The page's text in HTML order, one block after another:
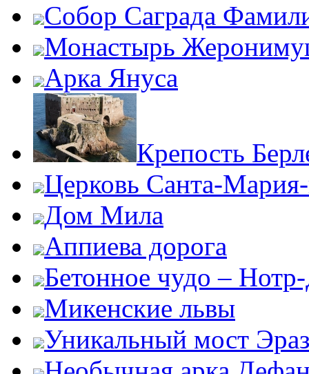
Собор Саграда
Монастырь
Арка Януса
Крепость
Церковь Санта-
Дом Мила
Аппиева дорога
Бетонное чудо –
Микенские львы
Уникальный мост